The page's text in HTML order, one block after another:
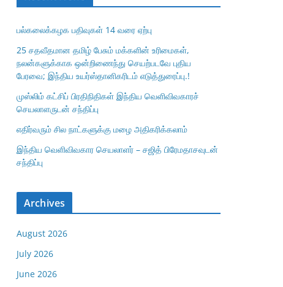
பல்கலைக்கழக பதிவுகள் 14 வரை ஏற்பு
25 சதவீதமான தமிழ் பேசும் மக்களின் உரிமைகள்,
நலன்களுக்காக ஒன்றிணைந்து செயற்படவே புதிய
பேரவை; இந்திய உயர்ஸ்தானிகரிடம் எடுத்துரைப்பு.!
முஸ்லிம் கட்சிப் பிரதிநிதிகள் இந்திய வெளிவிவகாரச்
செயலாளருடன் சந்திப்பு
எதிர்வரும் சில நாட்களுக்கு மழை அதிகரிக்கலாம்
இந்திய வெளிவிவகார செயலாளர் – சஜித் பிரேமதாசவுடன்
சந்திப்பு
Archives
August 2026
July 2026
June 2026